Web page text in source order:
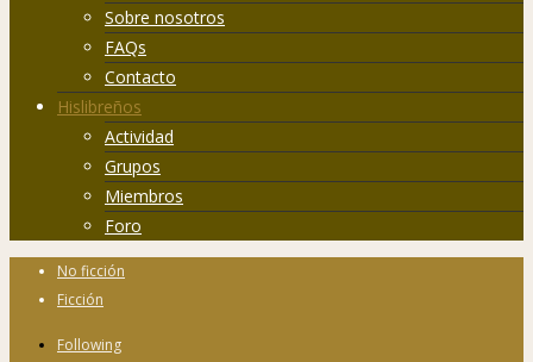
Sobre nosotros
FAQs
Contacto
Hislibreños
Actividad
Grupos
Miembros
Foro
No ficción
Ficción
Following